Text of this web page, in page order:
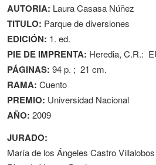
AUTORIA: Laura Casasa Núñez
TITULO: Parque de diversiones
EDICIÓN: 1. ed.
PIE DE IMPRENTA: Heredia, C.R.:
PÁGINAS: 94 p. ; 21 cm.
RAMA: Cuento
PREMIO: Universidad Nacional
AÑO: 2009
JURADO:
María de los Ángeles Castro Villalobos